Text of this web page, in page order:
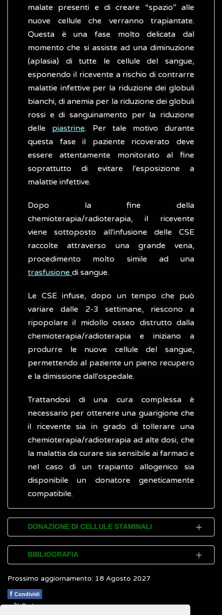
malate presenti e di creare “spazio” alle
nuove cellule che verranno trapiantate.
Questa è una fase molto delicata dal
momento che si assiste ad una diminuzione
(aplasia) di tutte le cellule del sangue,
esponendo il ricevente a rischio di contrarre
malattie infettive per la riduzione dei globuli
bianchi, di anemia per la riduzione dei globuli
rossi e di sanguinamento per la riduzione
delle piastrine. Per tale motivo durante
questa fase il paziente ricoverato deve
essere attentamente monitorato al fine
soprattutto di evitare l'esposizione a
malattie infettive.
Dopo la fine della
chemioterapia/radioterapia, il ricevente
viene sottoposto all'infusione delle CSE
raccolte attraverso una grande vena,
procedimento molto simile ad una
trasfusione di sangue.
Le CSE infuse, dopo un tempo che può
variare dalle 2-3 settimane, riescono a
ripopolare il midollo osseo distrutto dalla
chemioterapia/radioterapia e iniziano a
produrre le nuove cellule del sangue,
permettendo al paziente un pieno recupero
e la dimissione dall'ospedale.
Trattandosi di una cura complessa è
necessario per ottenere una guarigione che
il ricevente sia in grado di tollerare una
chemioterapia/radioterapia ad alte dosi, che
la malattia da curare sia sensibile ai farmaci e
nel caso di un trapianto allogenico sia
disponibile un donatore geneticamente
compatibile.
DONAZIONE DI CELLULE STAMINALI
Fino a pochi anni fa, la possibilità di
effettuare un trapianto era vincolata alla
disponibilità di undonatore, perfettamente
compatibile con il malato, presente
nell'ambito familiare, evento che si verifica
BIBLIOGRAFIA
NHS Choices.Stem cell and bone marrow
transplants
Prossimo aggiornamento: 18 Agosto 2027
f Condividi